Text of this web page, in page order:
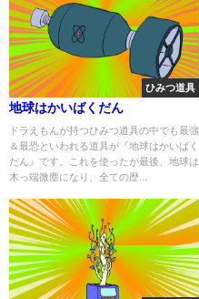
ひみつ道具
地球はかいばくだん
ドラえもんが持つひみつ道具の中でも最強
＆最恐といわれる道具が『地球はかいばく
だん』です。これを使ったが最後、地球は
木っ端微塵になり、全ての歴...